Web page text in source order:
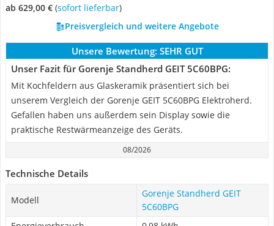
ab 629,00 € ( Sofort lieferbar)
Preisvergleich und weitere Angebote
Unsere Bewertung: SEHR GUT
Unser Fazit für Gorenje Standherd GEIT 5C60BPG:
Mit Kochfeldern aus Glaskeramik präsentiert sich bei
unserem Vergleich der Gorenje GEIT 5C60BPG Elektroherd.
Gefallen haben uns außerdem sein Display sowie die
praktische Restwärmeanzeige des Geräts.
08/2026
Technische Details
Modell
Gorenje Standherd GEIT
5C60BPG